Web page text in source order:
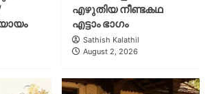
എഴുതിയ നീണ്ടകഥ
എട്ടാം ഭാഗം
Sathish Kalathil
August 2, 2026